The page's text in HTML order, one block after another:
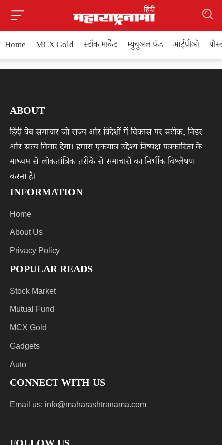
Home MCX Gold स्टॉक मार्केट म्युचुअल फंड आईपीओ
ABOUT
हिंदी वेब समाचार जो राज्य और विदेशों में विकास पर सटीक, निडर
और सत्य विचार देगा। हमारा एकमात्र उद्देश्य निष्पक्ष पत्रकारिता के
माध्यम से लोकतांत्रिक तरीके से समाचारों का निर्भीक विश्लेषण
करना है।
INFORMATION
Home
About Us
Privacy Policy
POPULAR READS
Stock Market
Mutual Fund
MCX Gold
Gadgets
Auto
CONNECT WITH US
Email us: info@maharashtranama.com